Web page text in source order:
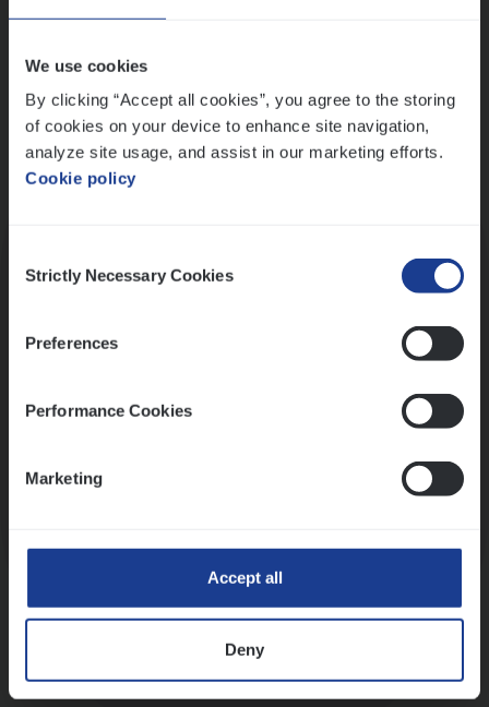
We use cookies
By clicking “Accept all cookies”, you agree to the storing
of cookies on your device to enhance site navigation,
analyze site usage, and assist in our marketing efforts.
Cookie policy
Selection
Strictly Necessary Cookies
Preferences
Performance Cookies
Marketing
Accept all
Deny